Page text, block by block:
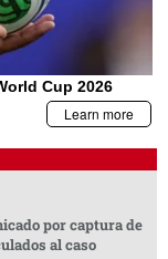
por captura de
al caso